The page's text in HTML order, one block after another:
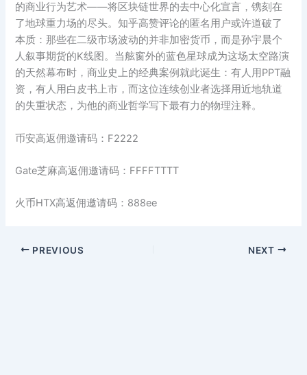
的商业行为艺术——将区块链世界的去中心化宣言，镌刻在
了地球重力场的尽头。知乎高赞评论的匿名用户或许道破了
本质：那些在二级市场波动的并非加密货币，而是孙宇晨个
人叙事期货的K线图。当舷窗外的蓝色星球成为这场太空路演
的天然幕布时，商业史上的经典案例就此诞生：有人用PPT融
资，有人用白皮书上市，而这位连续创业者选择用近地轨道
的失重状态，为他的商业哲学写下最有力的物理注释。
币安高返佣邀请码：F2222
Gate芝麻高返佣邀请码：FFFFTTTT
火币HTX高返佣邀请码：888ee
PREVIOUS NEXT